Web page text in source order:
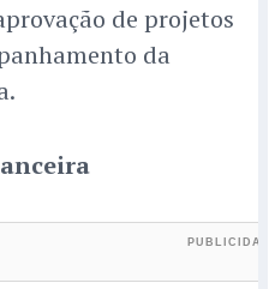
de projetos
da